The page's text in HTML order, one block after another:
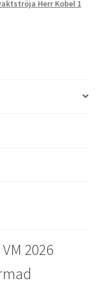
Herr Kobel 1
2026